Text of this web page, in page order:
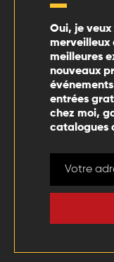
Oui, je
merveilleux
meilleures
nouveaux
entrées
chez moi,
catalogues